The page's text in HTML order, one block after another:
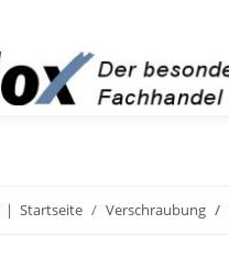
Startseite Verschraubung